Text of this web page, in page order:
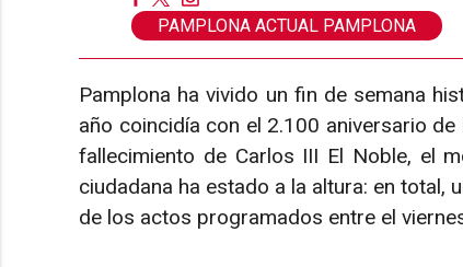
PAMPLONA ACTUAL PAMPLONA
Pamplona ha vivido un fin de semana
año coincidía con el 2.100 aniversario
fallecimiento de Carlos III El Noble, el
ciudadana ha estado a la altura: en total,
de los actos programados entre el